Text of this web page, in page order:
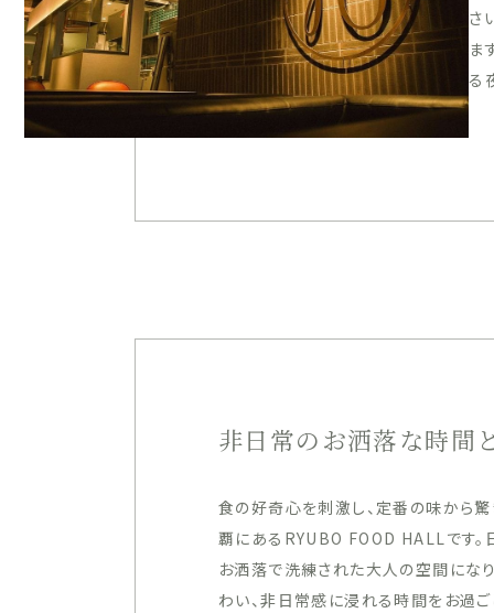
さ
ま
る
非日常のお洒落な時間
食の好奇心を刺激し、定番の味から
覇にあるRYUBO FOOD HALLです
お洒落で洗練された大人の空間にな
わい、非日常感に浸れる時間をお過ご